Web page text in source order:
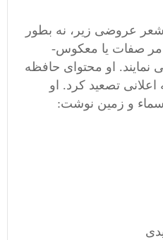
1207م – م1273 در شعر عروضی زیر، نه بطور
صفات یا معکوس-
نمایند. او محتوای حافظه
اعلانی تصعید کرد. او